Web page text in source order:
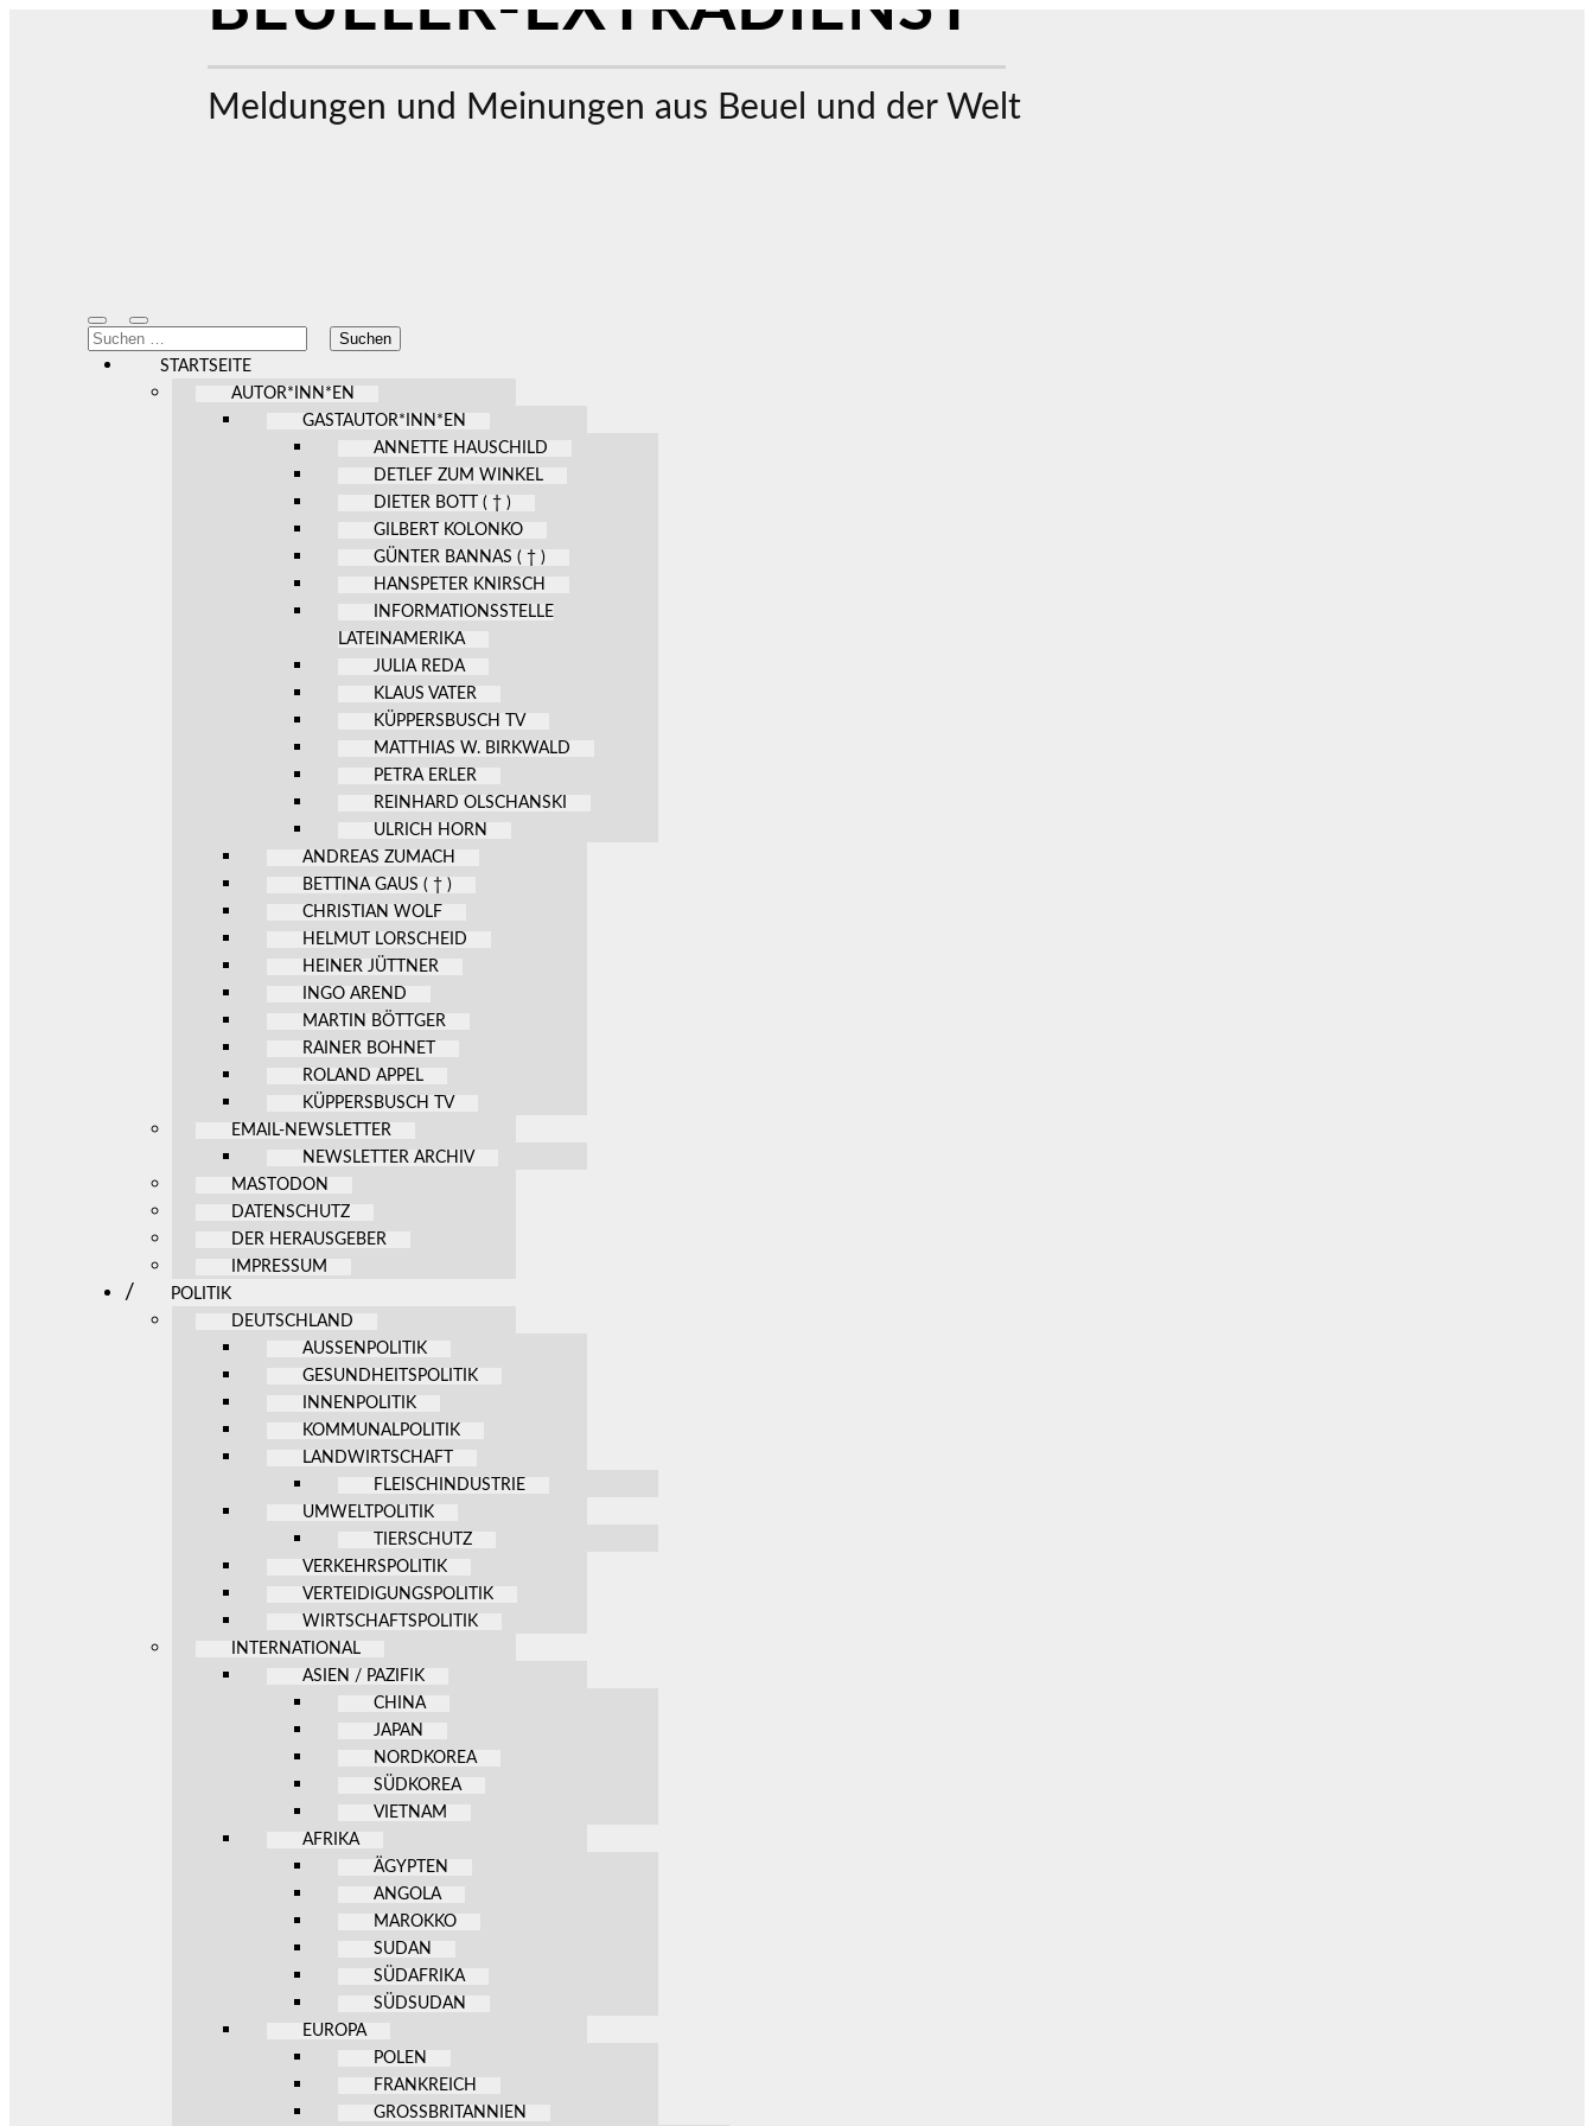
Meldungen und Meinungen aus Beuel und der Welt
Mobile-
Menü
ein-/ausblenden
Suchfeld
ein-/ausblenden
Suchen
nach:
STARTSEITE
AUTOR*INN*EN
GASTAUTOR*INN*EN
ANNETTE HAUSCHILD
DETLEF ZUM WINKEL
DIETER BOTT ( † )
GILBERT KOLONKO
GÜNTER BANNAS ( † )
HANSPETER KNIRSCH
INFORMATIONSSTELLE
LATEINAMERIKA
JULIA REDA
KLAUS VATER
KÜPPERSBUSCH TV
MATTHIAS W. BIRKWALD
PETRA ERLER
REINHARD OLSCHANSKI
ULRICH HORN
ANDREAS ZUMACH
BETTINA GAUS ( † )
CHRISTIAN WOLF
HELMUT LORSCHEID
HEINER JÜTTNER
INGO AREND
MARTIN BÖTTGER
RAINER BOHNET
ROLAND APPEL
KÜPPERSBUSCH TV
EMAIL-NEWSLETTER
NEWSLETTER ARCHIV
MASTODON
DATENSCHUTZ
DER HERAUSGEBER
IMPRESSUM
POLITIK
DEUTSCHLAND
AUSSENPOLITIK
GESUNDHEITSPOLITIK
INNENPOLITIK
KOMMUNALPOLITIK
LANDWIRTSCHAFT
FLEISCHINDUSTRIE
UMWELTPOLITIK
TIERSCHUTZ
VERKEHRSPOLITIK
VERTEIDIGUNGSPOLITIK
WIRTSCHAFTSPOLITIK
INTERNATIONAL
ASIEN / PAZIFIK
CHINA
JAPAN
NORDKOREA
SÜDKOREA
VIETNAM
AFRIKA
ÄGYPTEN
ANGOLA
MAROKKO
SUDAN
SÜDAFRIKA
SÜDSUDAN
EUROPA
POLEN
FRANKREICH
GROSSBRITANNIEN